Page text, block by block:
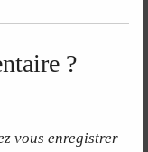
?
vous enregistrer